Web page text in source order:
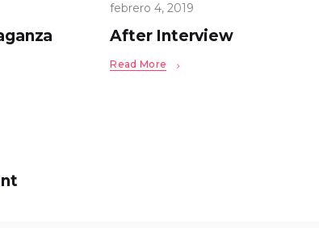
febrero 4, 2019
After Interview
Read More